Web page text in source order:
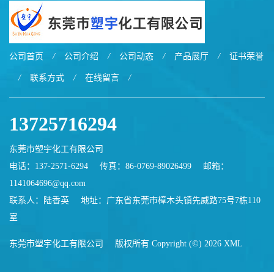
公司首页 / 公司介绍 / 公司动态 / 产品展厅 / 证书荣誉
/ 联系方式 / 在线留言 /
13725716294
东莞市塑宇化工有限公司
电话：137-2571-6294
传真：86-0769-89026499
邮箱：
1141064696@qq.com
联系人：陆香英
地址：广东省东莞市樟木头镇先威路75号7栋110
室
东莞市塑宇化工有限公司 版权所有 Copyright (©) 2026 XML